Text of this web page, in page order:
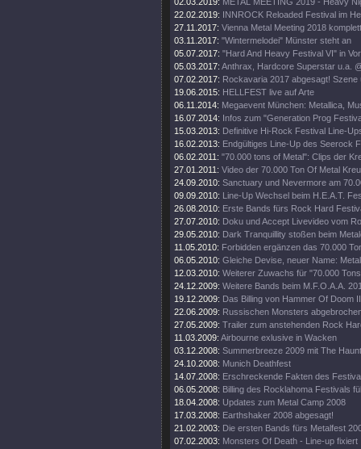
22.02.2019: INNROCK Reloaded Festival im
27.11.2017: Vienna Metal Meeting 2018 komplett
03.11.2017: "Wintermelodei" Münster steht an
05.07.2017: "Hard And Heavy Festival VI" in
05.03.2017: Anthrax, Hardcore Superstar u.a.
07.02.2017: Rockavaria 2017 abgesagt! Szene
19.06.2015: HELLFEST live auf Arte
06.11.2014: Megaevent München: Metallica,
16.07.2014: Infos zum "Generation Prog
15.03.2013: Definitive Hi-Rock Festival Line-
16.02.2013: Endgültiges Line-Up des Seerock
06.02.2011: "70.000 tons of Metal": Clips der
27.01.2011: Video der 70.000 Ton Of Metal
24.09.2010: Sanctuary und Nevermore am
09.09.2010: Line-Up Wechsel beim H.E.A.T.
26.08.2010: Erste Bands fürs Rock Hard
27.07.2010: Doku und Accept Livevideo vom
29.05.2010: Dark Tranquillity stoßen beim
11.05.2010: Forbidden ergänzen das 70.000
06.05.2010: Gleiche Devise, neuer Name:
12.03.2010: Weiterer Zuwachs für "70.000
24.12.2009: Weitere Bands beim M.F.O.A.A.
19.12.2009: Das Billing von Hammer Of Doom
22.06.2009: Russischen Monsters
27.05.2009: Trailer zum anstehenden Rock
11.03.2009: Airbourne exlusive in Wacken
03.12.2008: Summerbreeze 2009 mit The
24.10.2008: Munich Deathfest
14.07.2008: Erschreckende Fakten des
06.05.2008: Billing des Rocklahoma Festivals
18.04.2008: Updates zum Metal Camp 2008
17.03.2008: Earthshaker 2008 abgesagt!
21.02.2003: Die ersten Bands fürs Metalfest
07.02.2003: Monsters Of Death - Line-up fixiert